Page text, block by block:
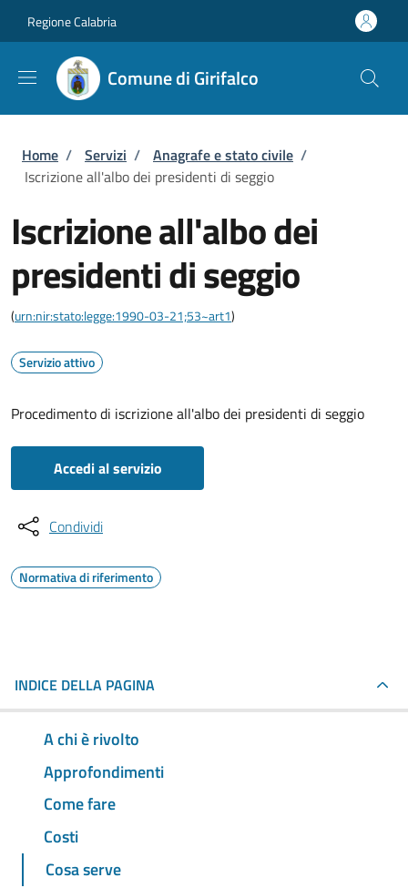
Regione Calabria
Comune di Girifalco
Briciole di pane
Home / Servizi / Anagrafe e stato civile /
Iscrizione all'albo dei presidenti di seggio
Iscrizione all'albo dei
presidenti di seggio
(urn:nir:stato:legge:1990-03-21;53~art1)
Servizio attivo
Procedimento di iscrizione all'albo dei presidenti di seggio
Accedi al servizio
Condividi
Normativa di riferimento
INDICE DELLA PAGINA
A chi è rivolto
Approfondimenti
Come fare
Costi
Cosa serve